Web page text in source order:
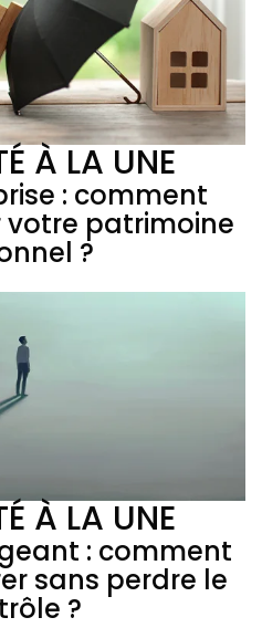
À LA UNE
: comment
patrimoine
?
À LA UNE
: comment
sans perdre le
?